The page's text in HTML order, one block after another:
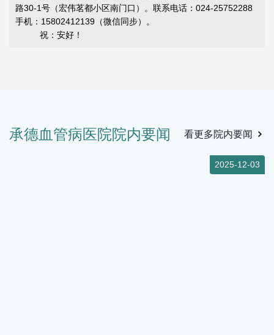
路30-1号（宏伟茗都小区南门口）。联系电话：024-25752288
手机：15802412139（微信同步）。
祝：安好！
承德血管病医院院内要闻 看更多院内要闻
2025-12-03